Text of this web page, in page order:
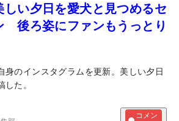
しい夕日を愛犬と見つめるセ
後ろ姿にファンもうっとり
身のインスタグラムを更新。美しい夕日
た。
コメン